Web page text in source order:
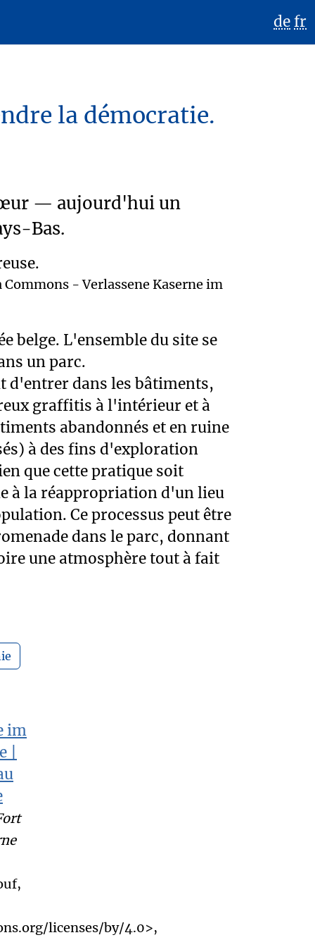
defr
la démocratie.
— aujourd'hui un
Bas.
- Verlassene Kaserne im
un parc.
dans les bâtiments,
graffitis à l'intérieur et à
abandonnés et en ruine
à des fins d'exploration
que cette pratique soit
à la réappropriation d'un lieu
Ce processus peut être
dans le parc, donnant
une atmosphère tout à fait
licenses/by/4.0>,